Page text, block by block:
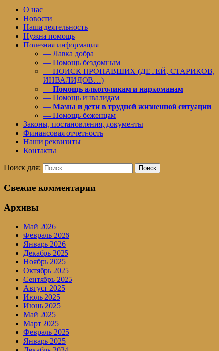
О нас
Новости
Наша деятельность
Нужна помощь
Полезная информация
— Лавка добра
— Помощь бездомным
— ПОИСК ПРОПАВШИХ (ДЕТЕЙ, СТАРИКОВ,
ИНВАЛИДОВ…)
— Помощь алкоголикам и наркоманам
— Помощь инвалидам
— Мамы и дети в трудной жизненной ситуации
— Помощь беженцам
Законы, постановления, документы
Финансовая отчетность
Наши реквизиты
Контакты
Поиск для: Поиск
Свежие комментарии
Архивы
Май 2026
Февраль 2026
Январь 2026
Декабрь 2025
Ноябрь 2025
Октябрь 2025
Сентябрь 2025
Август 2025
Июль 2025
Июнь 2025
Май 2025
Март 2025
Февраль 2025
Январь 2025